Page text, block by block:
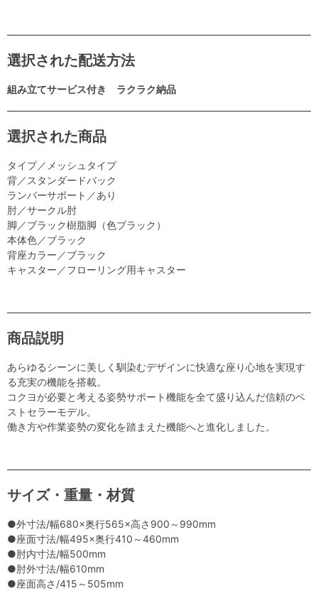
選択された配送方法
組み立てサービス付き ラクラク納品
選択された商品
タイプ／メッシュタイプ
背／スタンダードバック
ランバーサポート／あり
肘／サークル肘
脚／ブラック樹脂脚（色ブラック）
本体色／ブラック
背座カラー／ブラック
キャスター／フローリング用キャスター
商品説明
あらゆるシーンに美しく馴染むデザインに快適な座り心地を実現す
る充実の機能を搭載。
コクヨが必要と考える姿勢サポート機能を全て盛り込んだ信頼のベ
ストセラーモデル。
働き方や作業姿勢の変化を踏まえた機能へと進化しました。
サイズ・重量・材質
●外寸法/幅680×奥行565×高さ900～990mm
●座面寸法/幅495×奥行410～460mm
●肘内寸法/幅500mm
●肘外寸法/幅610mm
●座面高さ/415～505mm